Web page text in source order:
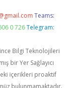
Teams:
0 726 Telegram:
Bilgi Teknolojileri
bir Yer Sağlayıcı
içerikleri proaktif
bulunmamaktadır.